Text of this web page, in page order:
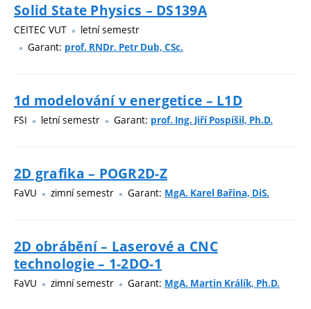
Solid State Physics – DS139A
CEITEC VUT
letní semestr
Garant: prof. RNDr. Petr Dub, CSc.
1d modelování v energetice – L1D
FSI letní semestr Garant: prof. Ing. Jiří Pospíšil, Ph.D.
2D grafika – POGR2D-Z
FaVU zimní semestr Garant: MgA. Karel Bařina, DiS.
2D obrábění – Laserové a CNC
technologie – 1-2DO-1
FaVU zimní semestr Garant: MgA. Martin Králík, Ph.D.